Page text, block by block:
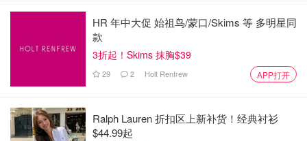
HR 年中大促 始祖鸟/蒙口/Skims 等 多明星同
款
3折起！Skims 抹胸$39
29 2 Holt Renfrew APP打开
Ralph Lauren 折扣区上新补货！经典衬衫
$44.99起